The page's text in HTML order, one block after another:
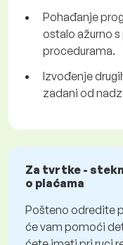
Pohađanje
ostalo ažurno
procedurama.
Izvođenje
zadani od
Za tvrtke -
o plaćama
Pošteno odredite
će vam pomoći